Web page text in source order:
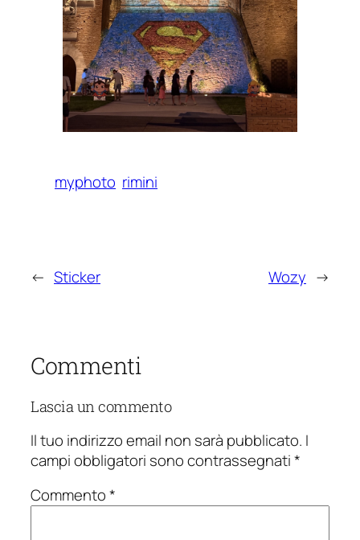
myphoto rimini
← Sticker Wozy →
Commenti
Lascia un commento
Il tuo indirizzo email non sarà pubblicato. I
campi obbligatori sono contrassegnati*
Commento*